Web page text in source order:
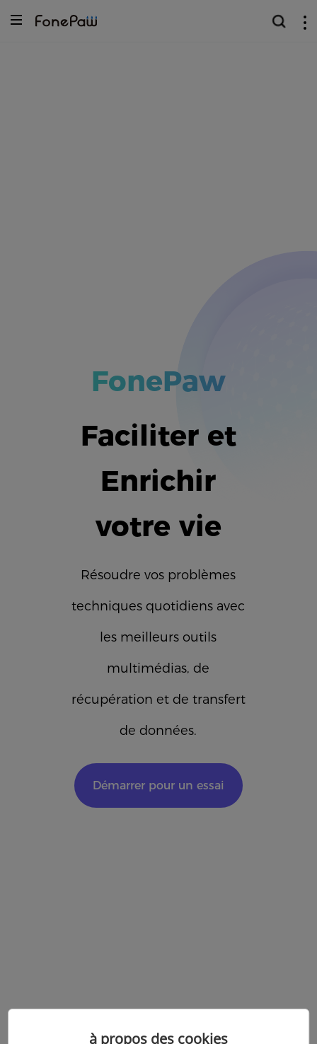
FonePaw
Faciliter et
Enrichir
votre vie
Résoudre vos problèmes
techniques quotidiens avec
les meilleurs outils
multimédias, de
récupération et de transfert
de données.
Démarrer pour un essai
à propos des cookies